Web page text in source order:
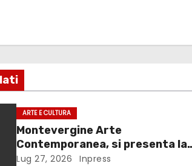
ARTE E CULTURA
Montevergine Arte
Contemporanea, si presenta la
monografia dedicata a Eliana
Lug 27, 2026 Inpress